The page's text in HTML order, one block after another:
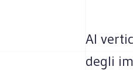
Al
degli